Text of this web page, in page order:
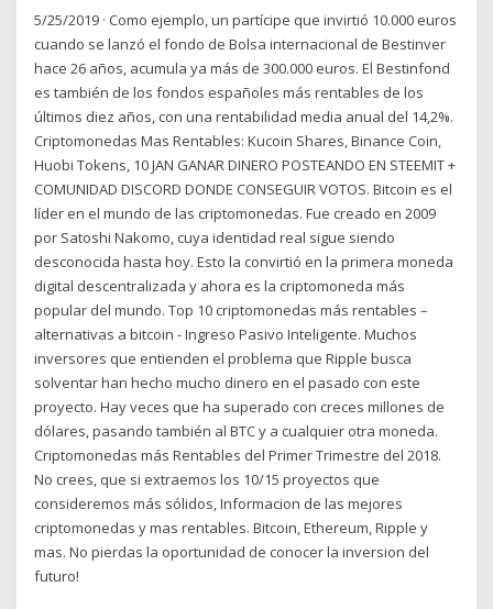
5/25/2019 · Como ejemplo, un partícipe que invirtió 10.000 euros
cuando se lanzó el fondo de Bolsa internacional de Bestinver
hace 26 años, acumula ya más de 300.000 euros. El Bestinfond
es también de los fondos españoles más rentables de los
últimos diez años, con una rentabilidad media anual del 14,2%.
Criptomonedas Mas Rentables: Kucoin Shares, Binance Coin,
Huobi Tokens, 10 JAN GANAR DINERO POSTEANDO EN STEEMIT +
COMUNIDAD DISCORD DONDE CONSEGUIR VOTOS. Bitcoin es el
líder en el mundo de las criptomonedas. Fue creado en 2009
por Satoshi Nakomo, cuya identidad real sigue siendo
desconocida hasta hoy. Esto la convirtió en la primera moneda
digital descentralizada y ahora es la criptomoneda más
popular del mundo. Top 10 criptomonedas más rentables –
alternativas a bitcoin - Ingreso Pasivo Inteligente. Muchos
inversores que entienden el problema que Ripple busca
solventar han hecho mucho dinero en el pasado con este
proyecto. Hay veces que ha superado con creces millones de
dólares, pasando también al BTC y a cualquier otra moneda.
Criptomonedas más Rentables del Primer Trimestre del 2018.
No crees, que si extraemos los 10/15 proyectos que
consideremos más sólidos, Informacion de las mejores
criptomonedas y mas rentables. Bitcoin, Ethereum, Ripple y
mas. No pierdas la oportunidad de conocer la inversion del
futuro!